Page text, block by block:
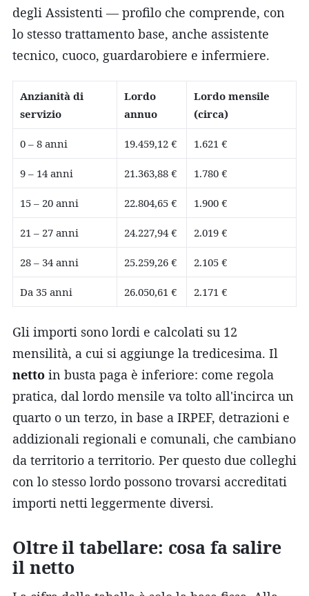
degli Assistenti — profilo che comprende, con
lo stesso trattamento base, anche assistente
tecnico, cuoco, guardarobiere e infermiere.
Anzianità di
servizio
Lordo
annuo
Lordo mensile
(circa)
0 – 8 anni 19.459,12 € 1.621 €
9 – 14 anni 21.363,88 € 1.780 €
15 – 20 anni 22.804,65 € 1.900 €
21 – 27 anni 24.227,94 € 2.019 €
28 – 34 anni 25.259,26 € 2.105 €
Da 35 anni 26.050,61 € 2.171 €
Gli importi sono lordi e calcolati su 12
mensilità, a cui si aggiunge la tredicesima. Il
netto in busta paga è inferiore: come regola
pratica, dal lordo mensile va tolto all'incirca un
quarto o un terzo, in base a IRPEF, detrazioni e
addizionali regionali e comunali, che cambiano
da territorio a territorio. Per questo due colleghi
con lo stesso lordo possono trovarsi accreditati
importi netti leggermente diversi.
Oltre il tabellare: cosa fa salire
il netto